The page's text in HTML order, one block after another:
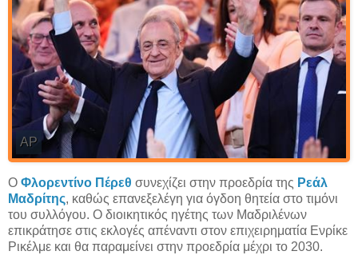
AP
Ο Φλορεντίνο Πέρεθ συνεχίζει στην προεδρία της Ρεάλ
Μαδρίτης, καθώς επανεξελέγη για όγδοη θητεία στο τιμόνι
του συλλόγου. Ο διοικητικός ηγέτης των Μαδριλένων
επικράτησε στις εκλογές απέναντι στον επιχειρηματία Ενρίκε
Ρικέλμε και θα παραμείνει στην προεδρία μέχρι το 2030.